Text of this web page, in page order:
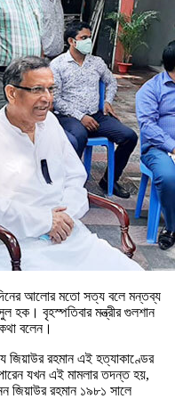
দিনের আলোর মতো সত্য বলে মন্তব্য
হক। বৃহস্পতিবার মন্ত্রীর গুলশান
বলেন।
রহমান এই হত্যাকাণ্ডের
যখন এই মামলার তদন্ত হয়,
জিয়াউর রহমান ১৯৮১ সালে